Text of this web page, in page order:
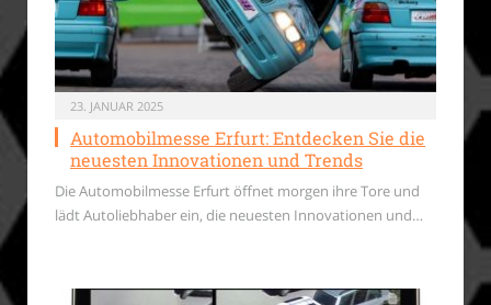
23. JANUAR 2025
Automobilmesse Erfurt: Entdecken Sie die
neuesten Innovationen und Trends
Die Automobilmesse Erfurt öffnet morgen ihre Tore und
lädt Autoliebhaber ein, die neuesten Innovationen und…